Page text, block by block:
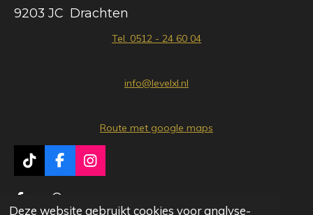
Deze website gebruikt cookies voor analyse-
9203 JC Drachten
Tel. 0512 - 24 60 04
info@levelxl.nl
Route met google maps
T
i
T
F
a
c
e
I
n
t